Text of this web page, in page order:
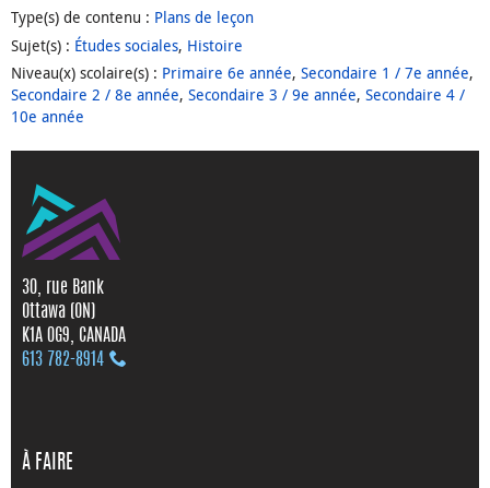
Type(s) de contenu : Plans de leçon
Sujet(s) : Études sociales, Histoire
Niveau(x) scolaire(s) : Primaire 6e année, Secondaire 1 / 7e année,
Secondaire 2 / 8e année, Secondaire 3 / 9e année, Secondaire 4 /
10e année
30, rue Bank
Ottawa (ON)
K1A 0G9, CANADA
613 782‑8914
À FAIRE